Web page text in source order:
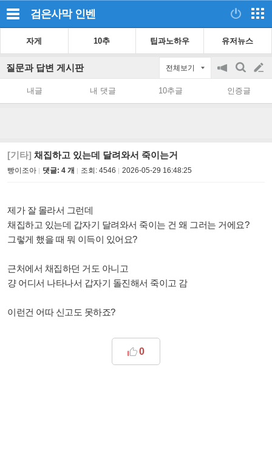
검은사막 인벤
자게 10추 팁과노하우 유저뉴스
질문과 답변 게시판 전체보기
공
on/off
검
색
글
쓰
내글 내 댓글 10추글 인증글
[기타] 채집하고 있는데 달려와서 죽이는거
빵이조아 댓글: 4 개 조회: 4546 2026-05-29 16:48:25
제가 잘 몰라서 그런데
채집하고 있는데 갑자기 달려와서 죽이는 건 왜 그러는 거에요?
그렇게 했을 때 뭐 이득이 있어요?
근처에서 채집하던 거도 아니고
걍 어디서 나타나서 갑자기 돌진해서 죽이고 감
이런건 어따 신고도 못하죠?
0